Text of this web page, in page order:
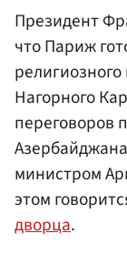
Президент
что Париж
Нагорного
переговоров
Азербайджана
министром
этом
дворца.